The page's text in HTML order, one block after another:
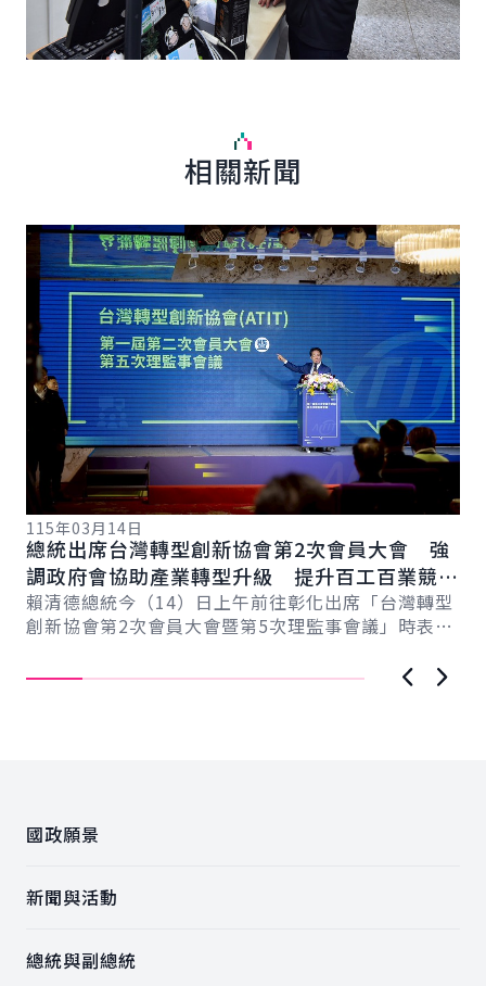
相關新聞
詳細內容
115年03月14日
總統出席台灣轉型創新協會第2次會員大會 強
調政府會協助產業轉型升級 提升百工百業競爭
力
賴清德總統今（14）日上午前往彰化出席「台灣轉型
創新協會第2次會員大會暨第5次理監事會議」時表
詳
國政願景
新聞與活動
總統與副總統